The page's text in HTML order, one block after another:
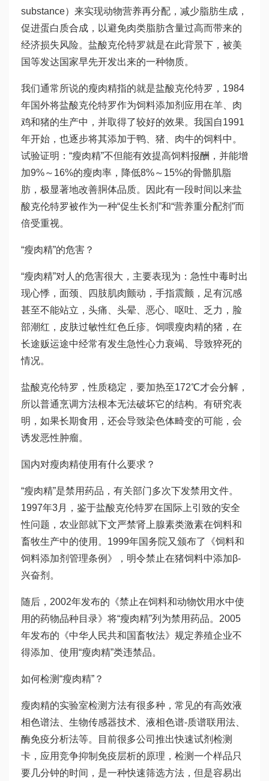
substance）来实现动物营养再分配，减少脂肪生成，
促进蛋白质合成，以避免肉类脂肪含量过高而带来的
经济损失风险。盐酸克伦特罗就是在此背景下，被美
国等发达国家早先开发出来的一种物质。
我们通常所说的瘦肉精指的就是盐酸克伦特罗，1984
年国外将盐酸克伦特罗作为饲料添加剂应用在羊、肉
鸡和猪的生产中，并取得了较好的效果。我国自1991
年开始，也逐步将其添加于鸭、猪、肉牛的饲料中。
试验证明：“瘦肉精”不但能有效提高饲料报酬，并能增
加9%～16%的瘦肉率，降低8%～15%的骨骼肌脂
肪，极显著地改善胴体品质。因此有一段时间以来盐
酸克伦特罗被作为一种“促生长剂”和“营养重分配剂”而
倍受重视。
“瘦肉精”的危害？
“瘦肉精”对人的危害很大，主要表现为：急性中毒时出
现心悸，面颈、四肢肌肉颤动，手指震颤，足有沉感
甚至不能站立，头痛、头晕、恶心、呕吐、乏力，脸
部潮红，皮肤过敏性红色丘疹。饲喂瘦肉精的猪，在
长途贩运途中经常有发生急性心力衰竭、导致猝死的
情况。
盐酸克伦特罗，性质稳定，要加热至172℃才会分解，
所以普通烹调方法根本无法破坏它的结构。有研究表
明，如果长期食用，还会导致染色体畸变的可能，会
诱发恶性肿瘤。
国内对瘦肉精使用有什么要求？
“瘦肉精”是禁用药品，有关部门多次下发禁用文件。
1997年3月，鉴于盐酸克伦特罗在国际上引致的安全
性问题，农业部就下文严禁肾上腺素类激素在饲料和
畜牧生产中的使用。1999年国务院又颁布了《饲料和
饲料添加剂管理条例》，明令禁止在猪饲料中添加β-
兴奋剂。
随后，2002年发布的《禁止在饲料和动物饮用水中使
用的药物品种目录》将“瘦肉精”列为禁用药品。2005
年发布的《中华人民共和国畜牧法》规定养殖企业不
得添加、使用“瘦肉精”类违禁品。
如何检测“瘦肉精”？
瘦肉精的实验室检测方法有很多种，常见的有高效液
相色谱法、生物传感器技术、液相色谱-质谱联用法、
酶免疫分析法等。目前很多公司推出快速试剂检测
卡，应用竞争抑制免疫层析的原理，检测一个样品只
要几分钟的时间，是一种快速筛选方法，但是容易出